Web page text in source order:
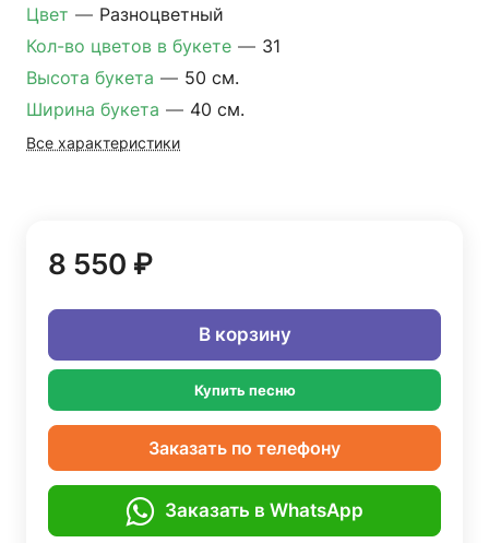
Цвет — Разноцветный
Кол-во цветов в букете — 31
Высота букета — 50 см.
Ширина букета — 40 см.
Все характеристики
8 550 ₽
В корзину
Купить песню
Заказать по телефону
Заказать в WhatsApp